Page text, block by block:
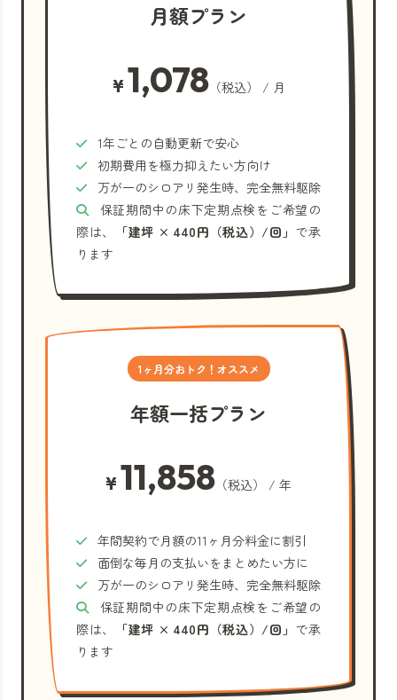
月額プラン
¥1,078（税込） / 月
1年ごとの自動更新で安心
初期費用を極力抑えたい方向け
万が一のシロアリ発生時、完全無料駆除
保証期間中の床下定期点検をご希望の
際は、
「建坪 × 440円（税込）/回」 で承
ります
1ヶ月分おトク！オススメ
年額一括プラン
¥11,858 （税込） / 年
年間契約で月額の11ヶ月分料金に割引
面倒な毎月の支払いをまとめたい方に
万が一のシロアリ発生時、完全無料駆除
保証期間中の床下定期点検をご希望の
際は、
「建坪 × 440円（税込）/回」 で承
ります